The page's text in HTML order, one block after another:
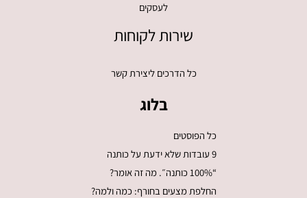
לעסקים
שירות לקוחות
כל הדרכים ליצירת קשר
בלוג
כל הפוסטים
9 עובדות שלא ידעת על כותנה
“100% כותנה״. מה זה אומר?
החלפת מצעים בחורף: כמה ולמה?